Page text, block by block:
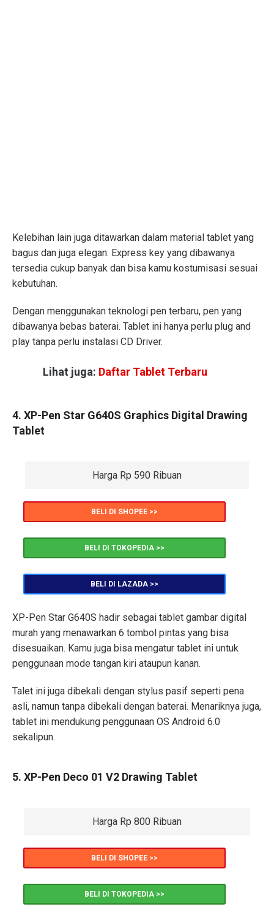
Kelebihan lain juga ditawarkan dalam material tablet yang
bagus dan juga elegan. Express key yang dibawanya
tersedia cukup banyak dan bisa kamu kostumisasi sesuai
kebutuhan.
Dengan menggunakan teknologi pen terbaru, pen yang
dibawanya bebas baterai. Tablet ini hanya perlu plug and
play tanpa perlu instalasi CD Driver.
Lihat juga: Daftar Tablet Terbaru
4. XP-Pen Star G640S Graphics Digital Drawing
Tablet
Harga Rp 590 Ribuan
BELI DI SHOPEE >>
BELI DI TOKOPEDIA >>
BELI DI LAZADA >>
XP-Pen Star G640S hadir sebagai tablet gambar digital
murah yang menawarkan 6 tombol pintas yang bisa
disesuaikan. Kamu juga bisa mengatur tablet ini untuk
penggunaan mode tangan kiri ataupun kanan.
Talet ini juga dibekali dengan stylus pasif seperti pena
asli, namun tanpa dibekali dengan baterai. Menariknya juga,
tablet ini mendukung penggunaan OS Android 6.0
sekalipun.
5. XP-Pen Deco 01 V2 Drawing Tablet
Harga Rp 800 Ribuan
BELI DI SHOPEE >>
BELI DI TOKOPEDIA >>